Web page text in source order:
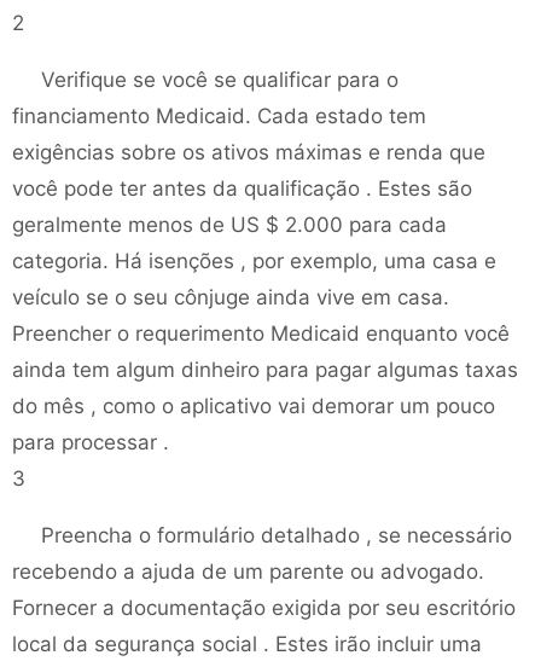
2
Verifique se você se qualificar para o
financiamento Medicaid. Cada estado tem
exigências sobre os ativos máximas e renda que
você pode ter antes da qualificação . Estes são
geralmente menos de US $ 2.000 para cada
categoria. Há isenções , por exemplo, uma casa e
veículo se o seu cônjuge ainda vive em casa.
Preencher o requerimento Medicaid enquanto você
ainda tem algum dinheiro para pagar algumas taxas
do mês , como o aplicativo vai demorar um pouco
para processar .
3
Preencha o formulário detalhado , se necessário
recebendo a ajuda de um parente ou advogado.
Fornecer a documentação exigida por seu escritório
local da segurança social . Estes irão incluir uma